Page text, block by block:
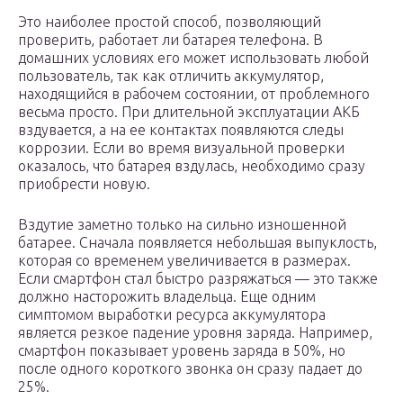
Это наиболее простой способ, позволяющий
проверить, работает ли батарея телефона. В
домашних условиях его может использовать любой
пользователь, так как отличить аккумулятор,
находящийся в рабочем состоянии, от проблемного
весьма просто. При длительной эксплуатации АКБ
вздувается, а на ее контактах появляются следы
коррозии. Если во время визуальной проверки
оказалось, что батарея вздулась, необходимо сразу
приобрести новую.
Вздутие заметно только на сильно изношенной
батарее. Сначала появляется небольшая выпуклость,
которая со временем увеличивается в размерах.
Если смартфон стал быстро разряжаться — это также
должно насторожить владельца. Еще одним
симптомом выработки ресурса аккумулятора
является резкое падение уровня заряда. Например,
смартфон показывает уровень заряда в 50%, но
после одного короткого звонка он сразу падает до
25%.